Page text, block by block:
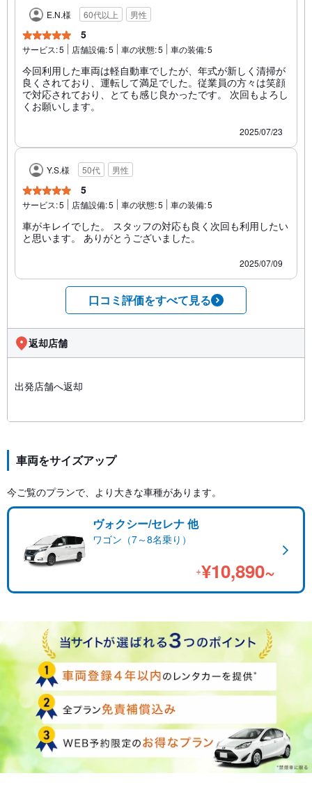
E.N.様 60代以上 男性
5
サービス:5 店舗設備:5 車の状態:5 車の装備:5
今回利用した車両は軽自動車でしたが、年式が新しく清掃が
良くされており、運転して満足でした。従業員の方々は笑顔
で対応されており、とても感じ良かったです。 次回もよろし
くお願いします。
2025/07/23
Y.S.様 50代 男性
5
サービス:5 店舗設備:5 車の状態:5 車の装備:5
車がキレイでした。 スタッフの対応も良く次回も利用したい
と思います。 ありがとうございました。
2025/07/09
口コミ評価をすべて見る
返却店舗
出発店舗へ返却
車両をサイズアップ
今ご覧のプランで、より大きな車種があります。
ヴォクシー/セレナ 他
ワゴン（7～8名乗り）
+¥10,890~